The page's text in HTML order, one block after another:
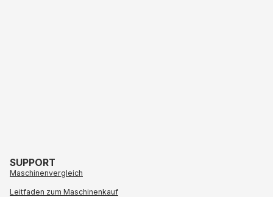
SUPPORT
Maschinenvergleich
Leitfaden zum Maschinenkauf